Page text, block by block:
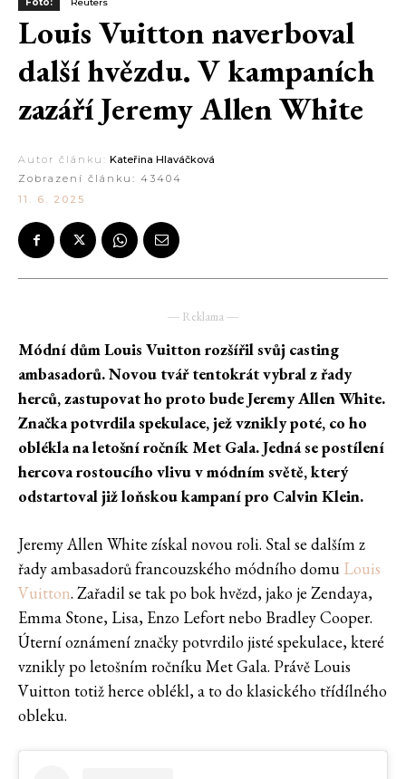
Foto: Reuters
Louis Vuitton naverboval
další hvězdu. V kampaních
zazáří Jeremy Allen White
Autor článku: Kateřina Hlaváčková
Zobrazení článku: 43404
11. 6. 2025
― Reklama ―
Módní dům Louis Vuitton rozšířil svůj casting
ambasadorů. Novou tvář tentokrát vybral z řady
herců, zastupovat ho proto bude Jeremy Allen White.
Značka potvrdila spekulace, jež vznikly poté, co ho
oblékla na letošní ročník Met Gala. Jedná se postílení
hercova rostoucího vlivu v módním světě, který
odstartoval již loňskou kampaní pro Calvin Klein.
Jeremy Allen White získal novou roli. Stal se dalším z
řady ambasadorů francouzského módního domu Louis
Vuitton. Zařadil se tak po bok hvězd, jako je Zendaya,
Emma Stone, Lisa, Enzo Lefort nebo Bradley Cooper.
Úterní oznámení značky potvrdilo jisté spekulace, které
vznikly po letošním ročníku Met Gala. Právě Louis
Vuitton totiž herce oblékl, a to do klasického třídílného
obleku.